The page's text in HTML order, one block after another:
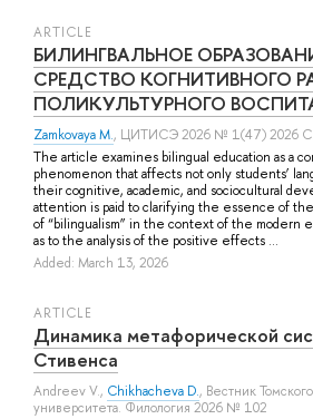
ARTICLE
БИЛИНГВАЛЬНОЕ
СРЕДСТВО КОГНИТИВНОГО
ПОЛИКУЛЬТУРНОГО
Zamkovaya M., ЦИТИСЭ 2026 № 1(47) 2026
The article examines bilingual education as a
phenomenon that affects not only students’
their cognitive, academic, and sociocultural
attention is paid to clarifying the essence of
of “bilingualism” in the context of the modern
as to the analysis of the positive effects ...
Added: March 13, 2026
ARTICLE
Динамика метафорической
Стивенса
Andreev V., Chikhacheva D., Вестник
университета. Филология 2026 № 102